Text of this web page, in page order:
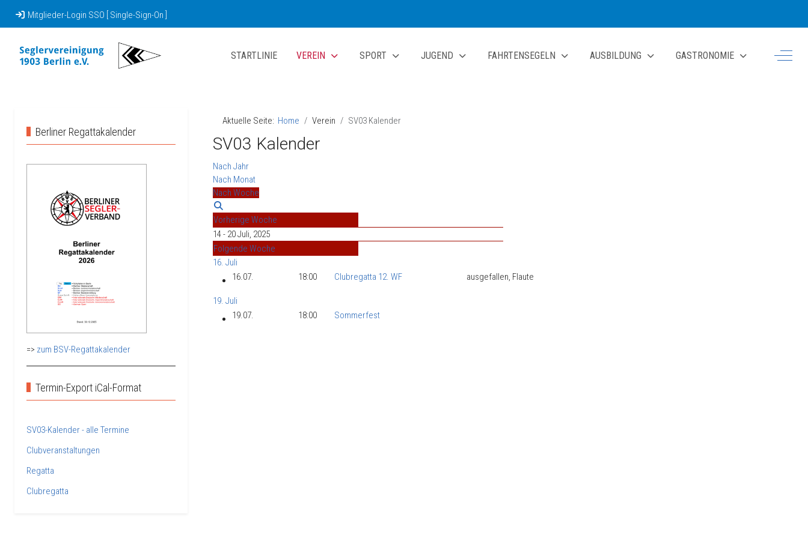
Mitglieder-Login SSO [ Single-Sign-On ]
STARTLINIE VEREIN SPORT JUGEND FAHRTENSEGELN AUSBILDUNG GASTRONOMIE Off-
Berliner Regattakalender
=> zum BSV-Regattakalender
Termin-Export iCal-Format
SV03-Kalender - alle Termine
Clubveranstaltungen
Regatta
Clubregatta
Aktuelle Seite: Home Verein SV03 Kalender
SV03 Kalender
Nach Jahr
Nach Monat
Nach Woche
Vorherige Woche
14 - 20 Juli, 2025
Folgende Woche
16. Juli
16.07.
18:00 Clubregatta 12. WF ausgefallen, Flaute
19. Juli
19.07.
18:00 Sommerfest